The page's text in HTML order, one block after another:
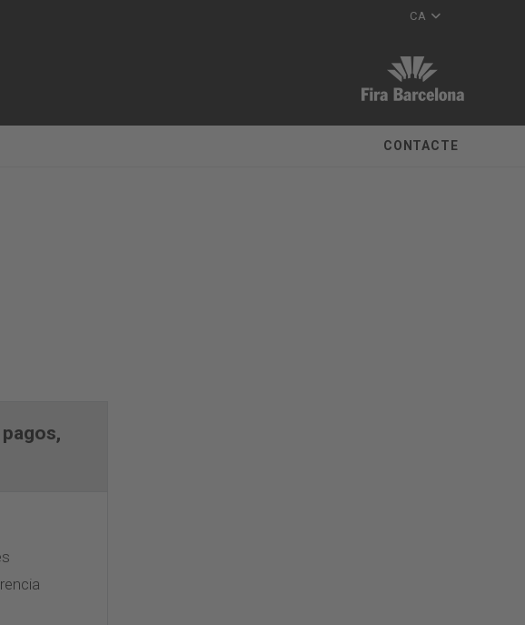
CA
CONTACTE